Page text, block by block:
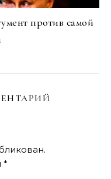
против самой
*